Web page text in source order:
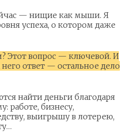
— нищие как мыши. Я
успеха, о котором даже
Этот вопрос — ключевой. И
ответ — остальное дело
найти деньги благодаря
работе, бизнесу,
выигрышу в лотерею,